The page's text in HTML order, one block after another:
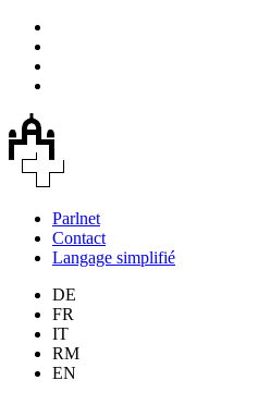
Parlnet
Contact
Langage simplifié
DE
FR
IT
RM
EN